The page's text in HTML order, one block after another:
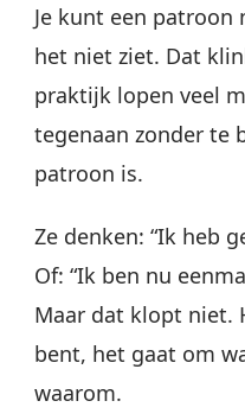
Je kunt een
het niet ziet. Dat
praktijk lopen veel
tegenaan zonder te
patroon is.
Ze denken: “Ik heb
Of: “Ik ben nu
Maar dat klopt niet.
bent, het gaat om
waarom.